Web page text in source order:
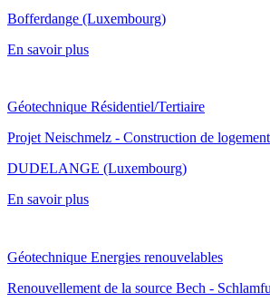
Bofferdange (Luxembourg)
En savoir plus
Géotechnique Résidentiel/Tertiaire
Projet Neischmelz - Construction de
DUDELANGE (Luxembourg)
En savoir plus
Géotechnique Energies renouvelables
Renouvellement de la source Bech -